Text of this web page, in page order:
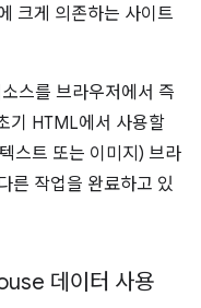
크게 의존하는 사이트
스를 브라우저에서 즉
기 HTML에서 사용할
스트 또는 이미지) 브라
른 작업을 완료하고 있
데이터 사용